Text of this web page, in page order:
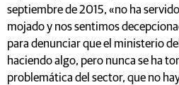
septiembre de 2015, «no ha
mojado y nos sentimos
para denunciar que el ministerio
haciendo algo, pero nunca se ha
problemática del sector, que no